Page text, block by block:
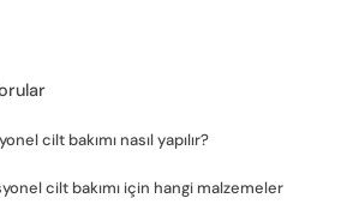
cilt bakımı nasıl yapılır?
cilt bakımı için hangi malzemeler